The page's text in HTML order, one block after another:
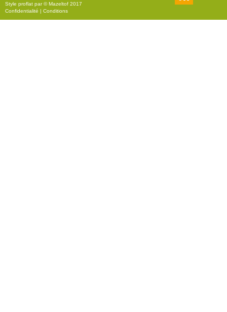
r
Style proflat par ©Mazeltof 2017
Confidentialité | Conditions